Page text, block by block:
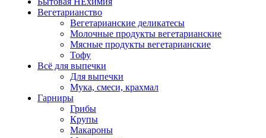
Вегетарианство
Вегетарианские деликатесы
Молочные продукты вегетарианские
Мясные продукты вегетарианские
Тофу
Всё для выпечки
Для выпечки
Мука, смеси, крахмал
Гарниры
Грибы
Крупы
Макароны